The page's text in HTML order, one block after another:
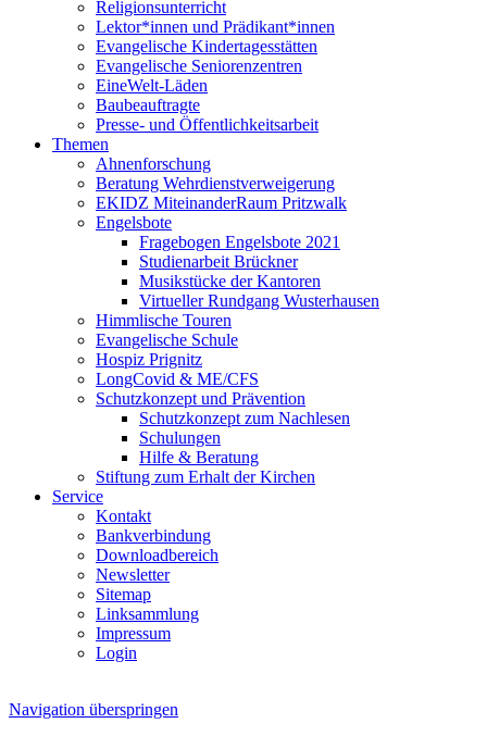
Religionsunterricht
Lektor*innen und Prädikant*innen
Evangelische Kindertagesstätten
Evangelische Seniorenzentren
EineWelt-Läden
Baubeauftragte
Presse- und Öffentlichkeitsarbeit
Themen
Ahnenforschung
Beratung Wehrdienstverweigerung
EKIDZ MiteinanderRaum Pritzwalk
Engelsbote
Fragebogen Engelsbote 2021
Studienarbeit Brückner
Musikstücke der Kantoren
Virtueller Rundgang Wusterhausen
Himmlische Touren
Evangelische Schule
Hospiz Prignitz
LongCovid & ME/CFS
Schutzkonzept und Prävention
Schutzkonzept zum Nachlesen
Schulungen
Hilfe & Beratung
Stiftung zum Erhalt der Kirchen
Service
Kontakt
Bankverbindung
Downloadbereich
Newsletter
Sitemap
Linksammlung
Impressum
Login
Navigation überspringen